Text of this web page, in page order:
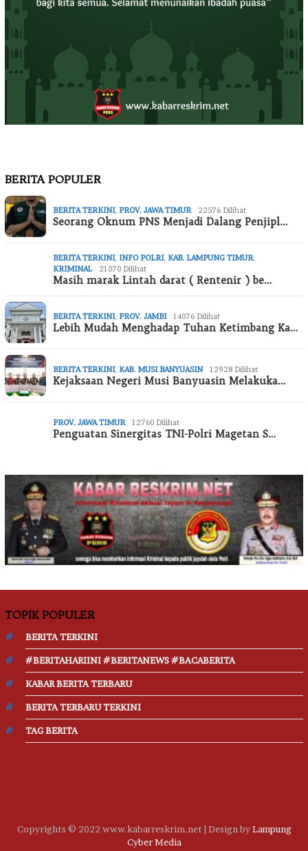
BERITA POPULER
BERITA TERKINI, PROV. JAWA TIMUR 22576 Dilihat
Seorang Oknum PNS Menjadi Dalang Penjipl…
BERITA TERKINI, INFO POLRI, KAB. LAMPUNG TIMUR
KRIMINAL
21070 Dilihat
Masih marak Lintah darat ( Rentenir ) be…
BERITA TERKINI, PROV. JAMBI 14076 Dilihat
Lebih Mudah Menghadap Tuhan Ketimbang Ka…
BERITA TERKINI, KAB. MUSI BANYUASIN 12928 Dilihat
Kejaksaan Negeri Musi Banyuasin Melakuka…
PROV. JAWA TIMUR 12760 Dilihat
Penguatan Sinergitas TNI-Polri Magetan S…
TOPIK POPULER
BERITA TERKINI
#BERITAHARIINI #BERITANEWS #BACABERITA
KABAR BERITA TERBARU
BERITA TERBARU TERKINI
TAG BERITA
Copyrights © 2022 www.kabarreskrim.net | Design byLampung
Cyber Media